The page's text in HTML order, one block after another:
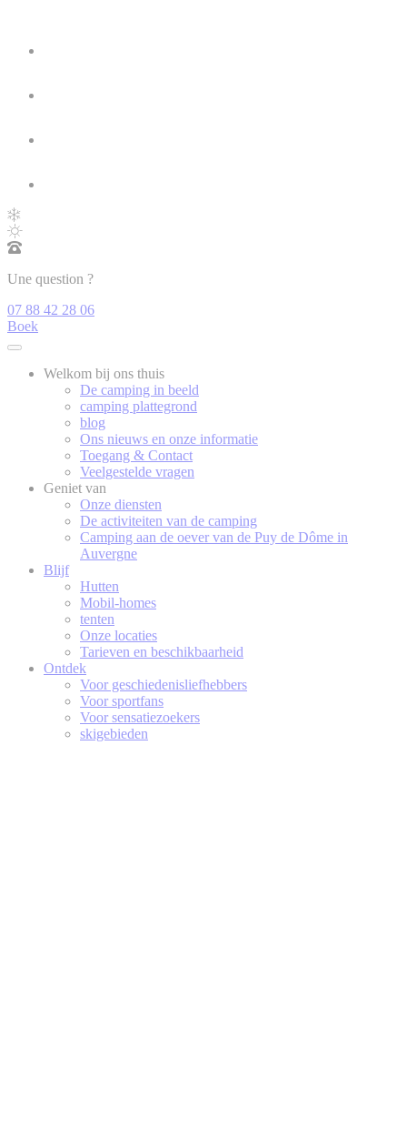
Une question ?
07 88 42 28 06
Boek
Welkom bij ons thuis
De camping in beeld
camping plattegrond
blog
Ons nieuws en onze informatie
Toegang & Contact
Veelgestelde vragen
Geniet van
Onze diensten
De activiteiten van de camping
Camping aan de oever van de Puy de Dôme in
Auvergne
Blijf
Hutten
Mobil-homes
tenten
Onze locaties
Tarieven en beschikbaarheid
Ontdek
Voor geschiedenisliefhebbers
Voor sportfans
Voor sensatiezoekers
skigebieden